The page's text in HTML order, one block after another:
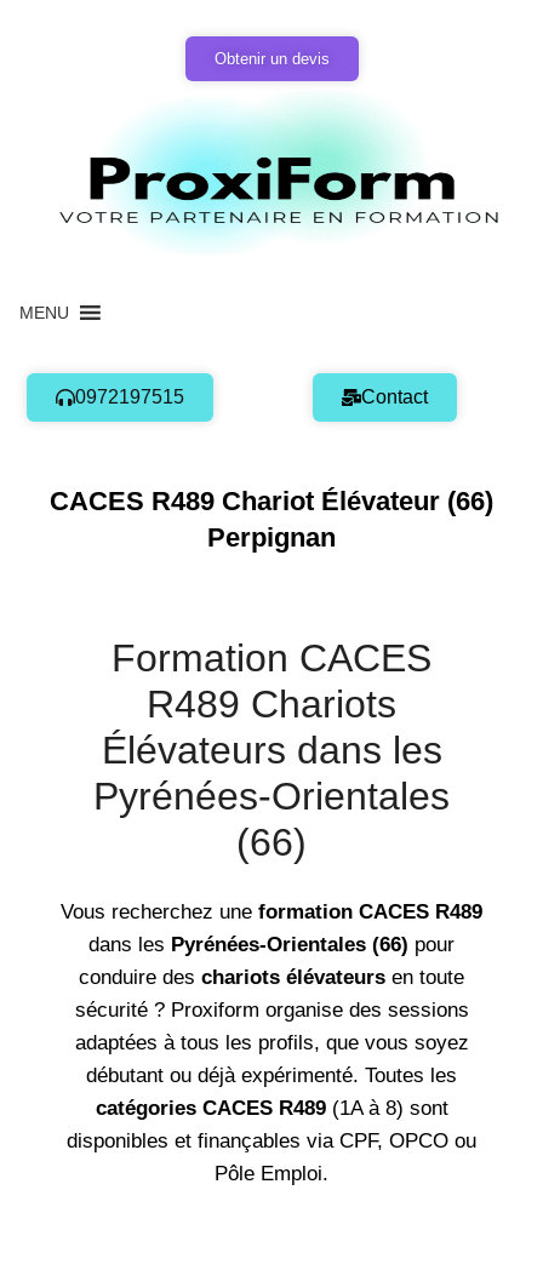
Obtenir un devis
MENU
0972197515 Contact
CACES R489 Chariot Élévateur (66)
Perpignan
Formation CACES
R489 Chariots
Élévateurs dans les
Pyrénées-Orientales
(66)
Vous recherchez une formation CACES R489
dans les Pyrénées-Orientales (66) pour
conduire des chariots élévateurs en toute
sécurité ? Proxiform organise des sessions
adaptées à tous les profils, que vous soyez
débutant ou déjà expérimenté. Toutes les
catégories CACES R489(1A à 8) sont
disponibles et finançables via CPF, OPCO ou
Pôle Emploi.